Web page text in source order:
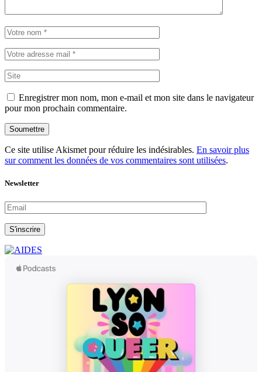
Enregistrer mon nom, mon e-mail et mon site dans le navigateur
pour mon prochain commentaire.
Soumettre
Ce site utilise Akismet pour réduire les indésirables. En savoir plus
sur comment les données de vos commentaires sont utilisées.
Newsletter
S'inscrire